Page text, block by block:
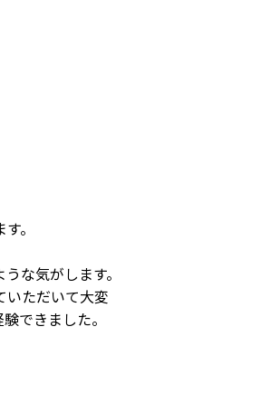
。
な気がします。
ただいて大変
できました。